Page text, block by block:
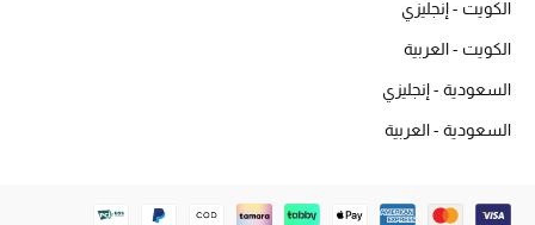
عرض جميع المنتجات
خصومات
الهدايا
الكويت - إنجليزي
الكويت - العربية
السعودية - إنجليزي
السعودية - العربية